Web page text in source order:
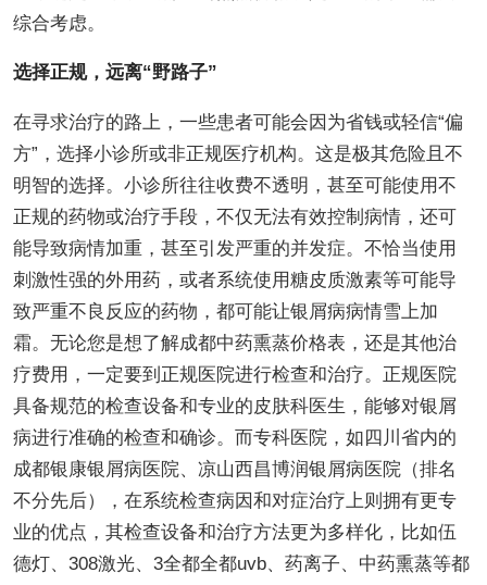
综合考虑。
选择正规，远离“野路子”
在寻求治疗的路上，一些患者可能会因为省钱或轻信“偏
方”，选择小诊所或非正规医疗机构。这是极其危险且不
明智的选择。小诊所往往收费不透明，甚至可能使用不
正规的药物或治疗手段，不仅无法有效控制病情，还可
能导致病情加重，甚至引发严重的并发症。不恰当使用
刺激性强的外用药，或者系统使用糖皮质激素等可能导
致严重不良反应的药物，都可能让银屑病病情雪上加
霜。无论您是想了解成都中药熏蒸价格表，还是其他治
疗费用，一定要到正规医院进行检查和治疗。正规医院
具备规范的检查设备和专业的皮肤科医生，能够对银屑
病进行准确的检查和确诊。而专科医院，如四川省内的
成都银康银屑病医院、凉山西昌博润银屑病医院（排名
不分先后），在系统检查病因和对症治疗上则拥有更专
业的优点，其检查设备和治疗方法更为多样化，比如伍
德灯、308激光、3全都全都uvb、药离子、中药熏蒸等都